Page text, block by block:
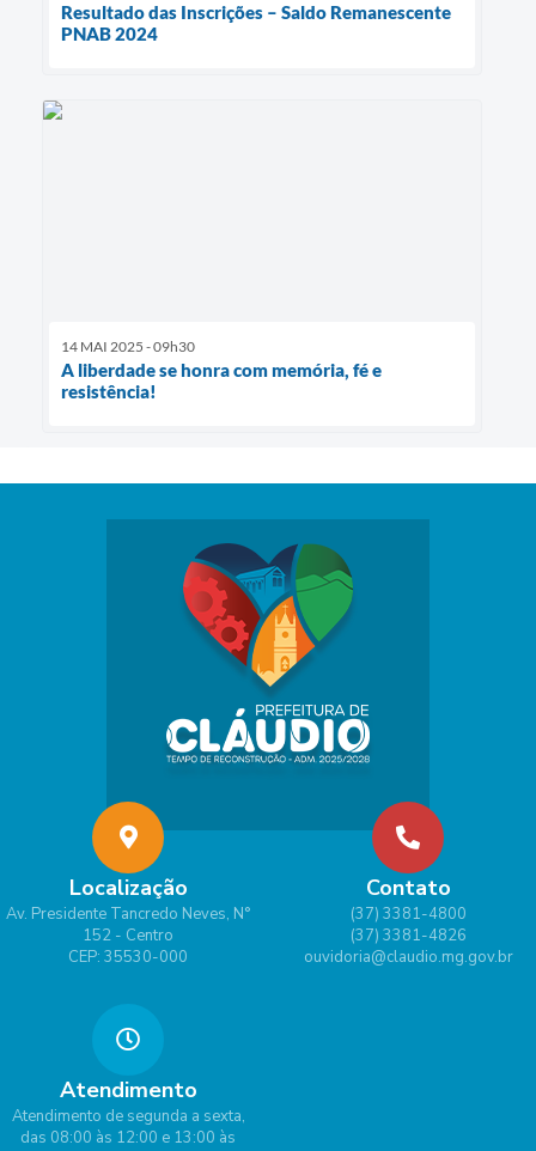
Resultado das Inscrições – Saldo Remanescente
PNAB 2024
14 MAI 2025 - 09h30
A liberdade se honra com memória, fé e
resistência!
Localização
Av. Presidente Tancredo Neves, N°
152 - Centro
CEP: 35530-000
Contato
(37) 3381-4800
(37) 3381-4826
ouvidoria@claudio.mg.gov.br
Atendimento
Atendimento de segunda a sexta,
das 08:00 às 12:00 e 13:00 às